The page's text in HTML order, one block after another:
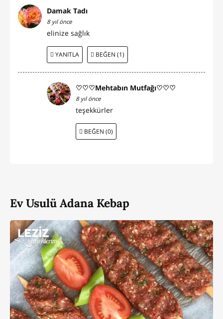
Damak Tadı
8 yıl önce
elinize sağlık
YANITLA BEĞEN (1)
♡♡♡Mehtabın Mutfağı♡♡♡
8 yıl önce
teşekkürler
BEĞEN (0)
Ev Usulü Adana Kebap